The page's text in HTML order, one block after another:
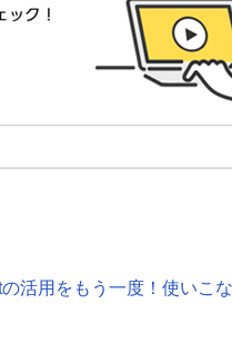
活用をもう一度！使いこ